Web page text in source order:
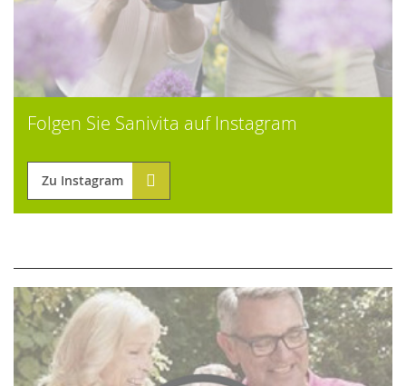
Folgen Sie Sanivita auf Instagram
Zu Instagram